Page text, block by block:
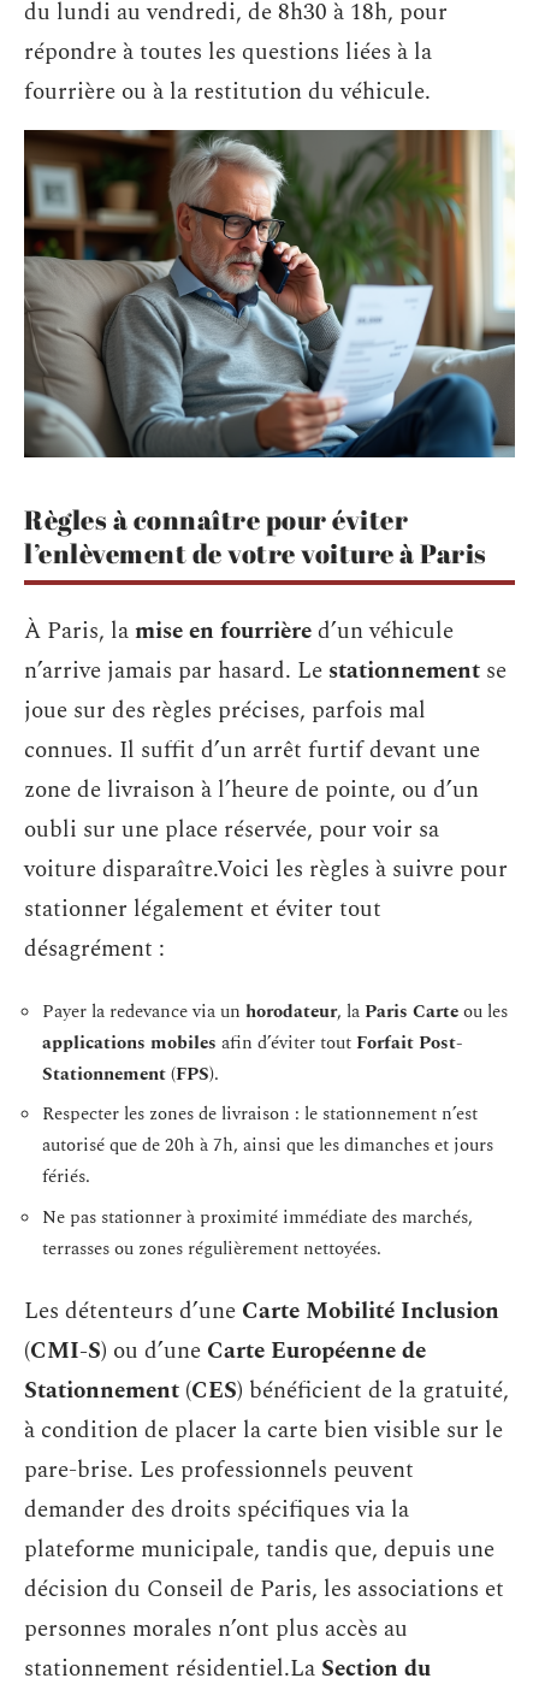
du lundi au vendredi, de 8h30 à 18h, pour
répondre à toutes les questions liées à la
fourrière ou à la restitution du véhicule.
Règles à connaître pour éviter
l’enlèvement de votre voiture à Paris
À Paris, lamise en fourrièred’un véhicule
n’arrive jamais par hasard. Le stationnement se
joue sur des règles précises, parfois mal
connues. Il suffit d’un arrêt furtif devant une
zone de livraison à l’heure de pointe, ou d’un
oubli sur une place réservée, pour voir sa
voiture disparaître.Voici les règles à suivre pour
stationner légalement et éviter tout
désagrément :
Payer la redevance via un horodateur, la Paris Carteou les
applications mobiles afin d’éviter toutForfait Post-
Stationnement (FPS).
Respecter les zones de livraison : le stationnement n’est
autorisé que de 20h à 7h, ainsi que les dimanches et jours
fériés.
Ne pas stationner à proximité immédiate des marchés,
terrasses ou zones régulièrement nettoyées.
Les détenteurs d’une Carte Mobilité Inclusion
(CMI-S) ou d’une Carte Européenne de
Stationnement (CES) bénéficient de la gratuité,
à condition de placer la carte bien visible sur le
pare-brise. Les professionnels peuvent
demander des droits spécifiques via la
plateforme municipale, tandis que, depuis une
décision du Conseil de Paris, les associations et
personnes morales n’ont plus accès au
stationnement résidentiel.La Section du